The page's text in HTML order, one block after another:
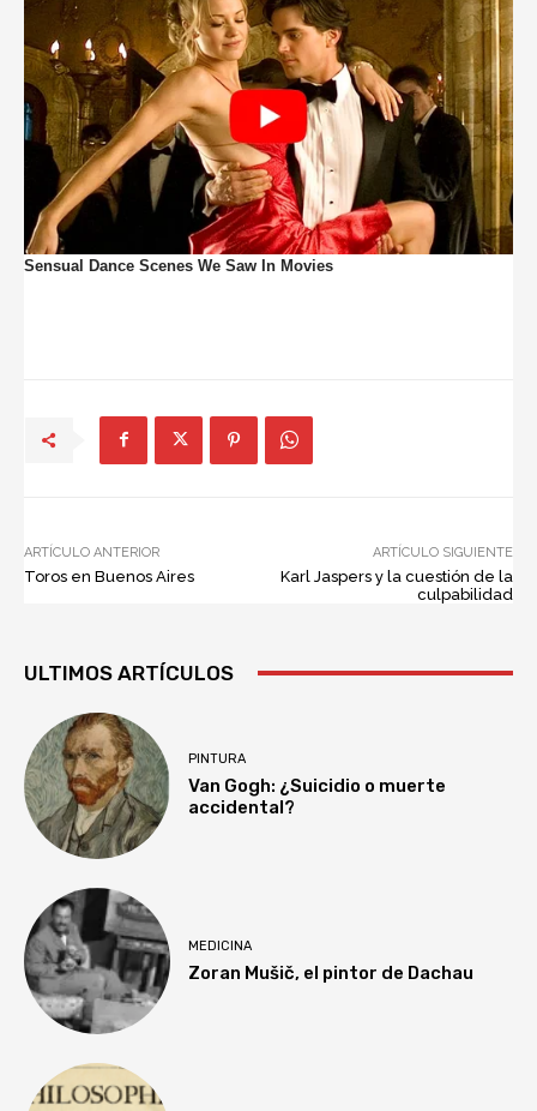
ARTÍCULO ANTERIOR
Toros en Buenos Aires
ARTÍCULO SIGUIENTE
Karl Jaspers y la cuestión de la
culpabilidad
ULTIMOS ARTÍCULOS
PINTURA
Van Gogh: ¿Suicidio o muerte
accidental?
MEDICINA
Zoran Mušič, el pintor de Dachau